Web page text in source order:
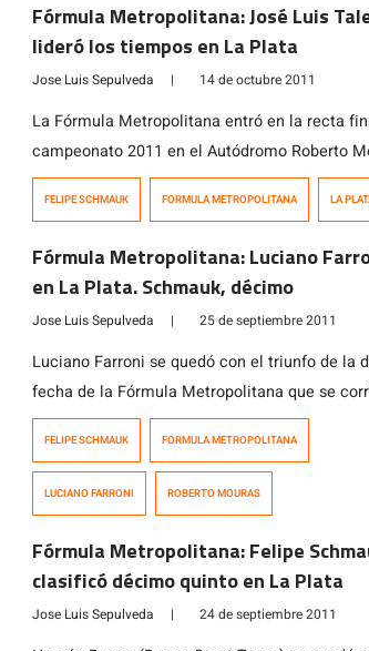
Fórmula Metropolitana: José Luis
lideró los tiempos en La Plata
Jose Luis Sepulveda | 14 de octubre 2011
La Fórmula Metropolitana entró en la recta
campeonato 2011 en el Autódromo Roberto
Plata, Argentina, sede de la 11º fecha del
Motorsports). El primer día de entrenamientos
poder de José Luis Talermann, al cronometar
FELIPE SCHMAUK FORMULA METROPOLITANA LA
Fórmula Metropolitana: Luciano
en La Plata. Schmauk, décimo
Jose Luis Sepulveda | 25 de septiembre 2011
Luciano Farroni se quedó con el triunfo de la
fecha de la Fórmula Metropolitana que se
el Autódromo Roberto Mouras, La Plata,
Bueno (Bueno Sport Team) y a José Luis
(Tati Race […]
FELIPE SCHMAUK FORMULA METROPOLITANA
LUCIANO FARRONI ROBERTO MOURAS
Fórmula Metropolitana: Felipe
clasificó décimo quinto en La Plata
Jose Luis Sepulveda | 24 de septiembre 2011